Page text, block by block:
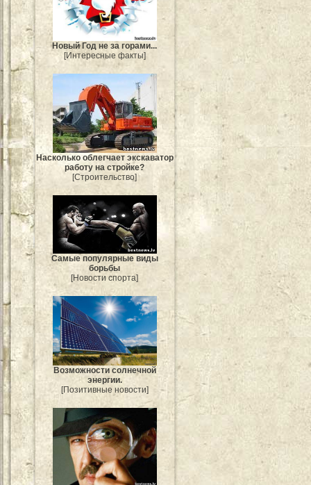
Новый Год не за горами...
[Интересные факты]
Насколько облегчает экскаватор
работу на стройке?
[Строительство]
Самые популярные виды
борьбы
[Новости спорта]
Возможности солнечной
энергии.
[Позитивные новости]